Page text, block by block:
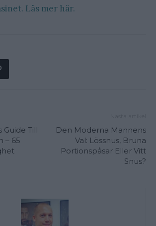
Läs mer här.
Guide Till
– 65
Den Moderna Mannens
Val: Lössnus, Bruna
Portionspåsar Eller Vitt
Snus?